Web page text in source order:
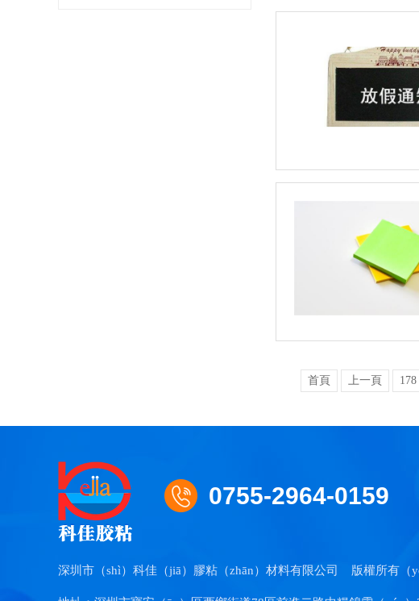
首頁 上一頁 178
0755-2964-0159
深圳市（shì）科佳（jiā）膠粘（zhān）材料有限公司 版權所有（